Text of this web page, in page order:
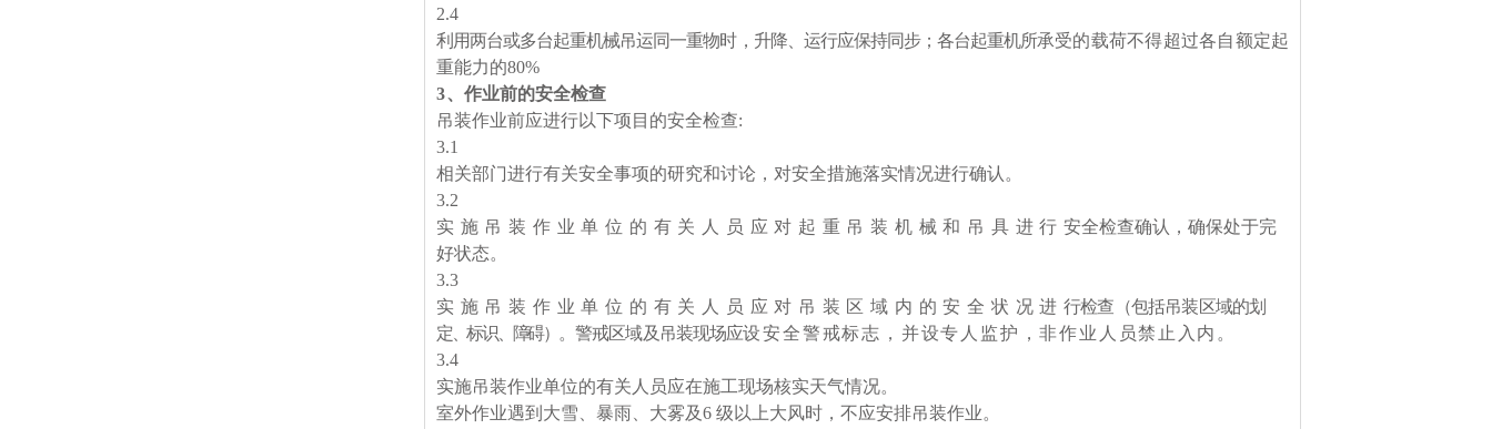
2.4
利用两台或多台起重机械吊运同一重物时，升降、运行应保持同步；各台起重机所承受的载荷不得超过各自额定起
重能力的80%
3、作业前的安全检查
吊装作业前应进行以下项目的安全检查:
3.1
相关部门进行有关安全事项的研究和讨论，对安全措施落实情况进行确认。
3.2
实施吊装作业单位的有关人员应对起重吊装机械和吊具进行安全检查确认，确保处于完
好状态。
3.3
实施吊装作业单位的有关人员应对吊装区域内的安全状况进行检查（包括吊装区域的划
定、标识、障碍） 。警戒区域及吊装现场应设安全警戒标志，并设专人监护，非作业人员禁止入内。
3.4
实施吊装作业单位的有关人员应在施工现场核实天气情况。
室外作业遇到大雪、暴雨、大雾及6 级以上大风时，不应安排吊装作业。